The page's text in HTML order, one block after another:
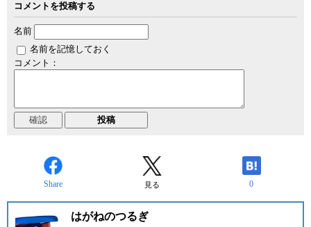
コメントを投稿する
名前
名前を記憶しておく
コメント：
Share 見る 0
はがねのつるぎ